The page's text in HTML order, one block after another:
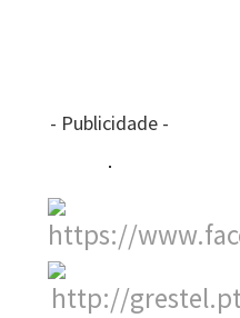
- Publicidade -